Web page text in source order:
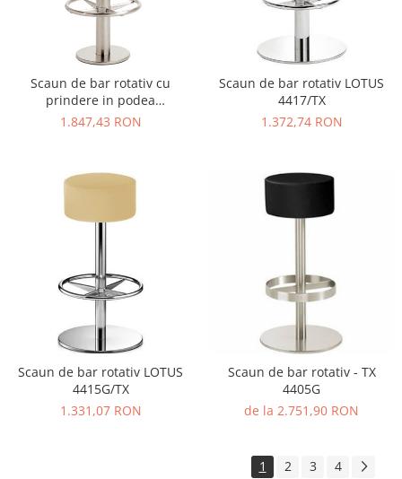
Scaun de bar rotativ cu
prindere in podea
PERMANENT 4737
1.847,43 RON
Scaun de bar rotativ LOTUS
4417/TX
1.372,74 RON
Scaun de bar rotativ LOTUS
4415G/TX
1.331,07 RON
Scaun de bar rotativ - TX
4405G
de la 2.751,90 RON
1 2 3 4